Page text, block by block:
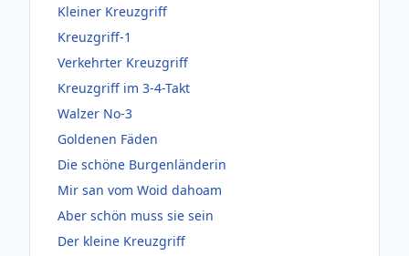
Kleiner Kreuzgriff
Kreuzgriff-1
Verkehrter Kreuzgriff
Kreuzgriff im 3-4-Takt
Walzer No-3
Goldenen Fäden
Die schöne Burgenländerin
Mir san vom Woid dahoam
Aber schön muss sie sein
Der kleine Kreuzgriff